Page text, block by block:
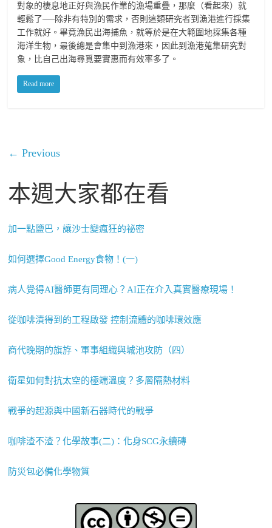
對象的棲息地正好與漁民作業的漁場重疊，那麼（看起來）就
輕鬆了──除非有特別的需求，否則這類研究者到漁港進行採集
工作就好。畢竟漁民出海捕魚，就等於是在大範圍地採集各種
海洋生物，最後總是會集中到漁港來，因此到漁港蒐集研究對
象，比自己出海尋覓要實惠而有效率多了。
Read more
← Previous
本週大家都在看
加一點鹽巴，讓沙士變瘋狂的祕密
如何選擇Good Energy食物！(一)
病人覺得AI醫師更有同理心？AI正在介入真實醫療現場！
從咖啡漬得到的工程啟發 控制流體的咖啡環效應
商代晚期的旗斿、軍事組織與城池攻防（四）
衛星如何對抗太空的極端溫度？多層隔熱材料
戰爭的起源與中國新石器時代的戰爭
咖啡渣不渣？化學故事(二)：化身SCG永續磚
防災包必備化學物質